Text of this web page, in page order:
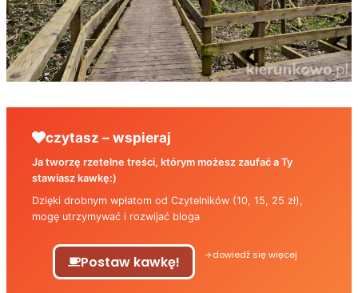
czytasz – wspieraj
Ja tworzę rzetelne treści, którym możesz zaufać a Ty
stawiasz kawkę:)
Dzięki drobnym wpłatom od Czytelników (10, 15, 25 zł),
mogę utrzymywać i rozwijać bloga
Postaw kawkę! dowiedź się więcej